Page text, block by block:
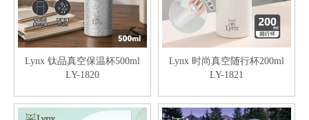
Lynx 钛品真空保温杯500ml
LY-1820
Lynx 时尚真空随行杯200ml
LY-1821